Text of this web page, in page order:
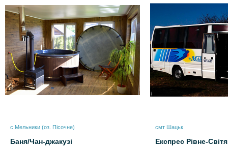
с.Мельники (оз. Пісочне)
Баня/Чан-джакузі
смт Шацьк
Експрес Рівне-